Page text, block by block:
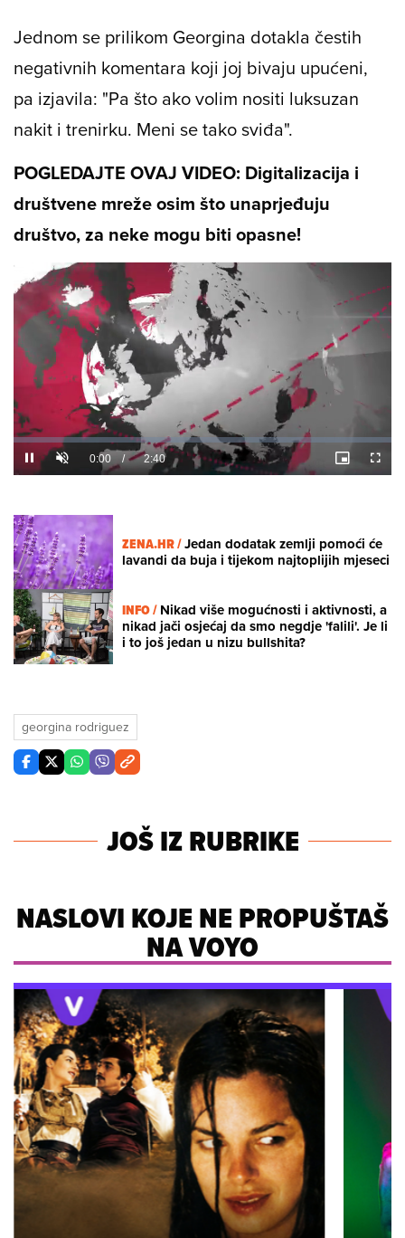
Jednom se prilikom Georgina dotakla čestih
negativnih komentara koji joj bivaju upućeni,
pa izjavila: "Pa što ako volim nositi luksuzan
nakit i trenirku. Meni se tako sviđa".
POGLEDAJTE OVAJ VIDEO: Digitalizacija i
društvene mreže osim što unaprjeđuju
društvo, za neke mogu biti opasne!
Unmute /
Loaded:
0%
ZENA.HR /Jedan dodatak zemlji pomoći će
lavandi da buja i tijekom najtoplijih mjeseci
INFO /Nikad više mogućnosti i aktivnosti, a
nikad jači osjećaj da smo negdje 'falili'. Je li
i to još jedan u nizu bullshita?
georgina rodriguez
JOŠ IZ RUBRIKE
NASLOVI KOJE NE PROPUŠTAŠ
NA VOYO